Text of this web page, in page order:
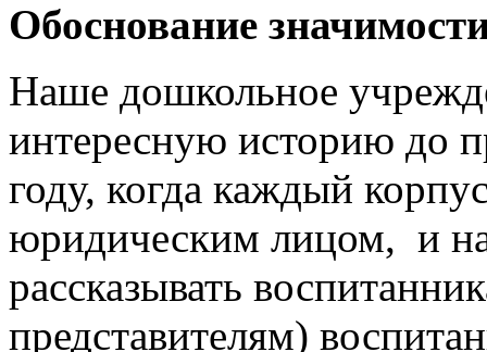
Обоснование
Наше дошкольное
интересную историю до
году, когда каждый
юридическим лицом, и
рассказывать
представителям)